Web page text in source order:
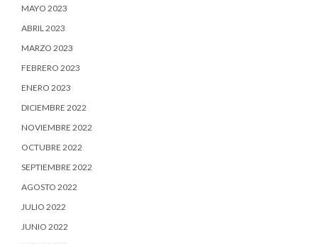
MAYO 2023
ABRIL 2023
MARZO 2023
FEBRERO 2023
ENERO 2023
DICIEMBRE 2022
NOVIEMBRE 2022
OCTUBRE 2022
SEPTIEMBRE 2022
AGOSTO 2022
JULIO 2022
JUNIO 2022